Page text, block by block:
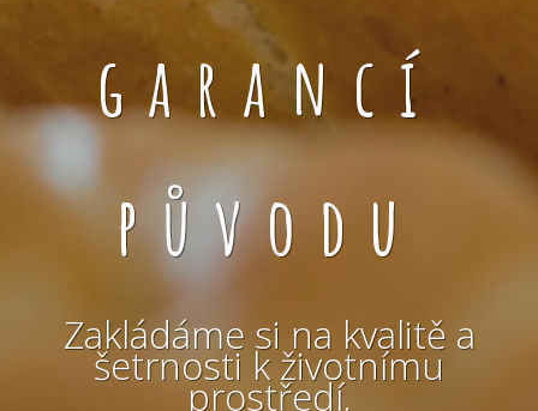
garancí
původu
Zakládáme si na kvalitě a
šetrnosti k životnímu
prostředí.